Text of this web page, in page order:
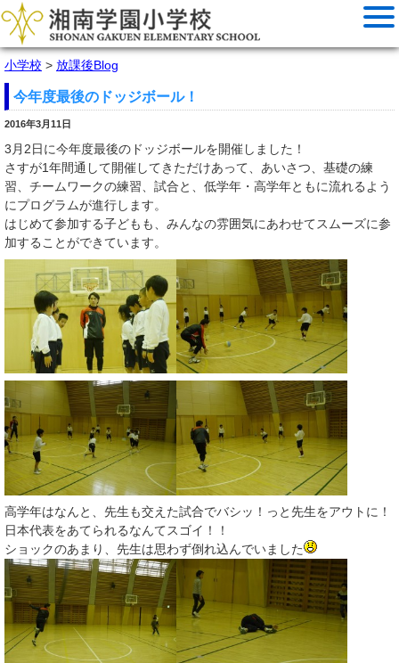
小学校 > 放課後Blog
今年度最後のドッジボール！
2016年3月11日
3月2日に今年度最後のドッジボールを開催しました！
さすが1年間通して開催してきただけあって、あいさつ、基礎の練
習、チームワークの練習、試合と、低学年・高学年ともに流れるよう
にプログラムが進行します。
はじめて参加する子どもも、みんなの雰囲気にあわせてスムーズに参
加することができています。
高学年はなんと、先生も交えた試合でバシッ！っと先生をアウトに！
日本代表をあてられるなんてスゴイ！！
ショックのあまり、先生は思わず倒れ込んでいました